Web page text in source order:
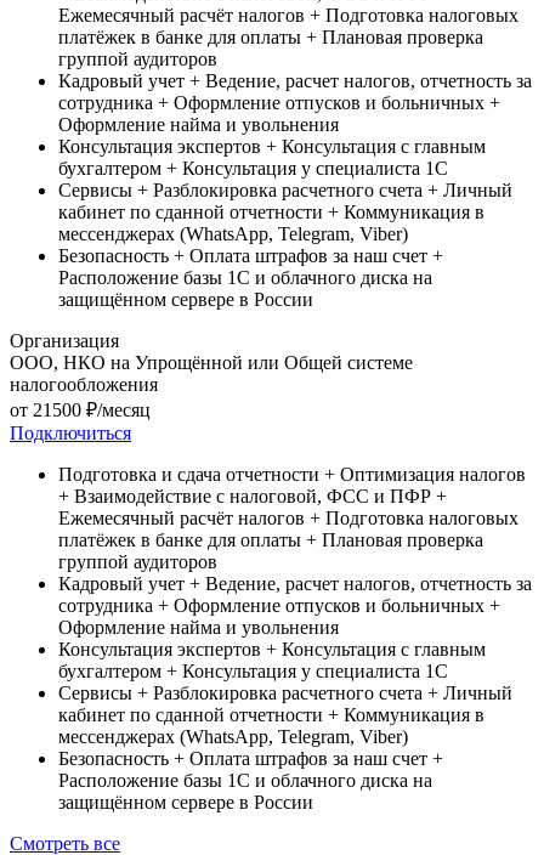
Ежемесячный расчёт налогов + Подготовка налоговых
платёжек в банке для оплаты + Плановая проверка
группой аудиторов
Кадровый учет + Ведение, расчет налогов, отчетность за
сотрудника + Оформление отпусков и больничных +
Оформление найма и увольнения
Консультация экспертов + Консультация c главным
бухгалтером + Консультация у специалиста 1С
Сервисы + Разблокировка расчетного счета + Личный
кабинет по сданной отчетности + Коммуникация в
мессенджерах (WhatsApp, Telegram, Viber)
Безопасность + Оплата штрафов за наш счет +
Расположение базы 1С и облачного диска на
защищённом сервере в России
Организация
ООО, НКО на Упрощённой или Общей системе
налогообложения
от 21500 ₽/месяц
Подключиться
Подготовка и сдача отчетности + Оптимизация налогов
+ Взаимодействие с налоговой, ФСС и ПФР +
Ежемесячный расчёт налогов + Подготовка налоговых
платёжек в банке для оплаты + Плановая проверка
группой аудиторов
Кадровый учет + Ведение, расчет налогов, отчетность за
сотрудника + Оформление отпусков и больничных +
Оформление найма и увольнения
Консультация экспертов + Консультация c главным
бухгалтером + Консультация у специалиста 1С
Сервисы + Разблокировка расчетного счета + Личный
кабинет по сданной отчетности + Коммуникация в
мессенджерах (WhatsApp, Telegram, Viber)
Безопасность + Оплата штрафов за наш счет +
Расположение базы 1С и облачного диска на
защищённом сервере в России
Смотреть все